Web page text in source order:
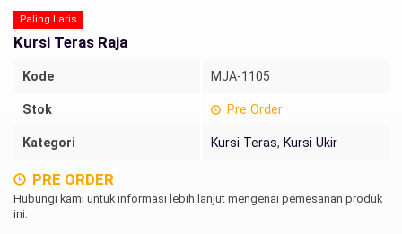
Paling Laris
Kursi Teras Raja
Kode MJA-1105
Stok Pre Order
Kategori Kursi Teras, Kursi Ukir
PRE ORDER
Hubungi kami untuk informasi lebih lanjut mengenai pemesanan produk
ini.